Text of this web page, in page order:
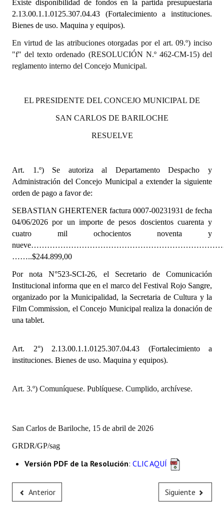
Actas de Sesión
Ejecución Presupuestaria
NORMATIVA
Comunicaciones
Resoluciones de Presidencia
INSTITUCIONAL
Antiguos Pobladores
Noticias Destacadas
Registros y Distinciones
Premio al Mérito - Registro
Mujeres que Dejaron Huellas - Registro
Ciudadano Ilustre - Registro
Huéspedes de Honor - Registro
Bariloche, Municipio intercultural
Existe disponibilidad de fondos en la partida presupuestaria
2.13.00.1.1.0125.307.04.43 (Fortalecimiento a instituciones.
Bienes de uso. Maquina y equipos).
En virtud de las atribuciones otorgadas por el art. 09.º) inciso
"f" del texto ordenado (RESOLUCIÓN N.º 462-CM-15) del
reglamento interno del Concejo Municipal.
EL PRESIDENTE DEL CONCEJO MUNICIPAL DE
SAN CARLOS DE BARILOCHE
RESUELVE
Art. 1.º) Se autoriza al Departamento Despacho y
Administración del Concejo Municipal a extender la siguiente
orden de pago a favor de:
SEBASTIAN GHERTENER factura 0007-00231931 de fecha
04/06/2026por un importe de pesos doscientos cuarenta y
cuatro mil ochocientos noventa y
……..$244.899,00
Por nota N°523-SCI-26, el Secretario de Comunicación
Institucional informa que en el marco del Festival Rojo Sangre,
organizado por la Municipalidad, la Secretaria de Cultura y la
Film Commission, el Concejo Municipal realiza la donación de
una tablet.
Art. 2°) 2.13.00.1.1.0125.307.04.43 (Fortalecimiento a
instituciones. Bienes de uso. Maquina y equipos).
Art. 3.º) Comuníquese. Publíquese. Cumplido, archívese.
San Carlos de Bariloche, 15 de abril de 2026
GRDR/GP/sag
Versión PDF de la Resolución: CLIC AQUÍ
Anterior Siguiente